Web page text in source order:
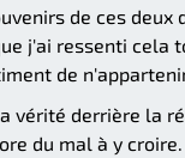
de ces deux
j'ai ressenti cela
de
vérité derrière la
du mal à y